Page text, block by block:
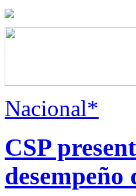
Nacional*
CSP
desempeño